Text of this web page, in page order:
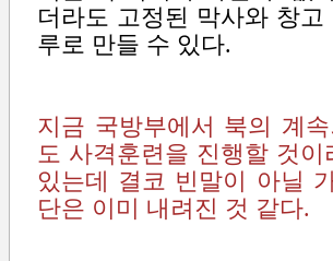
더라도 고정된 막사와 창
루로 만들 수 있다.
지금 국방부에서 북의 계
도 사격훈련을 진행할 것
있는데 결코 빈말이 아닐
단은 이미 내려진 것 같다.